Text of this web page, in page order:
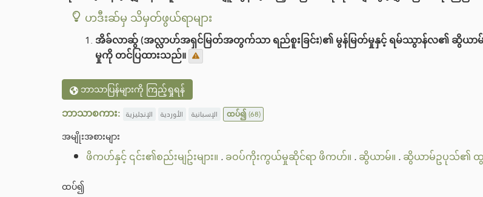
ဟဒီးဆ်မှ သိမှတ်ဖွယ်ရာများ
အိခ်လာဆ်ွ (အလ္လာဟ်အရှင်မြတ်အတွက်သာ ရည်စူးခြင်း)၏ မွန်မြတ်မှုနှင့် ရမ်ဿွာန်လ၏ ဆွိယာမ်
မှုကို တင်ပြထားသည်။
ဘာသာပြန်များကို ကြည့်ရှုရန်
ဘာသာစကား: الإنجليزية الأوردية الإسبانية ထပ်၍(68)
အမျိုးအစားများ
ဖိကဟ်နှင့် ၎င်း၏စည်းမျဥ်းများ။ .ခဝပ်ကိုးကွယ်မှုဆိုင်ရာ ဖိကဟ်။ .ဆွိယာမ်။ .ဆွိယာမ်ဥပုသ်၏ ထွ
ထပ်၍